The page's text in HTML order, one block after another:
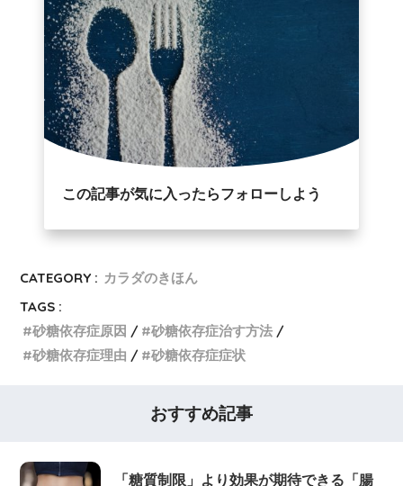
この記事が気に入ったらフォローしよう
CATEGORY : カラダのきほん
TAGS :
砂糖依存症原因
砂糖依存症治す方法
砂糖依存症理由
砂糖依存症症状
おすすめ記事
「糖質制限」より効果が期待できる「腸